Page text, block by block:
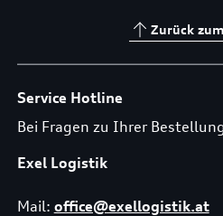
Zurück
Service Hotline
Bei Fragen zu Ihrer
Exel Logistik
Mail: office@exellogistik.at